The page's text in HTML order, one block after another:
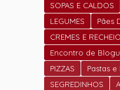
SOPAS E CALDOS
LEGUMES
Pães
CREMES E
Encontro de
PIZZAS
Pastas e
SEGREDINHOS